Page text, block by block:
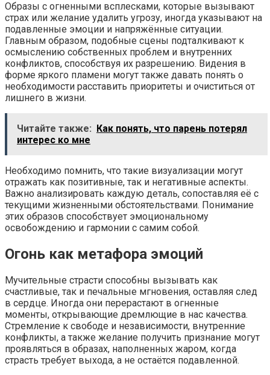
Образы с огненными всплесками, которые вызывают
страх или желание удалить угрозу, иногда указывают на
подавленные эмоции и напряжённые ситуации.
Главным образом, подобные сцены подталкивают к
осмыслению собственных проблем и внутренних
конфликтов, способствуя их разрешению. Видения в
форме яркого пламени могут также давать понять о
необходимости расставить приоритеты и очиститься от
лишнего в жизни.
Читайте также:
Как понять, что парень потерял
интерес ко мне
Необходимо помнить, что такие визуализации могут
отражать как позитивные, так и негативные аспекты.
Важно анализировать каждую деталь, сопоставляя её с
текущими жизненными обстоятельствами. Понимание
этих образов способствует эмоциональному
освобождению и гармонии с самим собой.
Огонь как метафора эмоций
Мучительные страсти способны вызывать как
счастливые, так и печальные мгновения, оставляя след
в сердце. Иногда они перерастают в огненные
моменты, открывающие дремлющие в нас качества.
Стремление к свободе и независимости, внутренние
конфликты, а также желание получить признание могут
проявляться в образах, наполненных жаром, когда
страсть требует выхода, а не остаётся подавленной.